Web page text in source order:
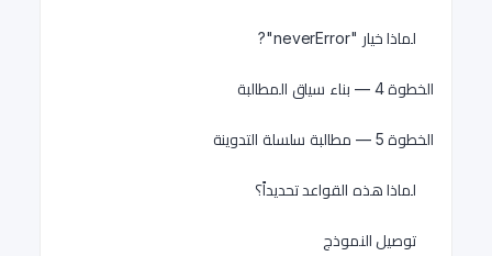
لماذا خيار "neverError"?
الخطوة 4 — بناء سياق المطالبة
الخطوة 5 — مطالبة سلسلة التدوينة
لماذا هذه القواعد تحديداً؟
توصيل النموذج